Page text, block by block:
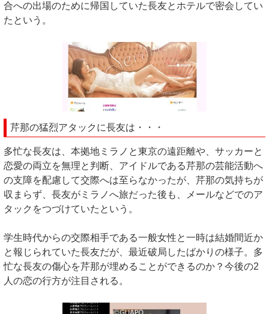
合への出場のために帰国していた長友とホテルで密会してい
たという。
芹那の猛烈アタックに長友は・・・
多忙な長友は、本拠地ミラノと東京の遠距離や、サッカーと
恋愛の両立を無理と判断、アイドルである芹那の芸能活動へ
の支障を配慮して交際へは至らなかったが、芹那の気持ちが
収まらず、長友がミラノへ旅だった後も、メールなどでのア
タックをつづけていたという。
学生時代からの交際相手である一般女性と一時は結婚間近か
と報じられていた長友だが、最近破局したばかりの様子。多
忙な長友の傷心を芹那が埋めることができるのか？今後の2
人の恋の行方が注目される。